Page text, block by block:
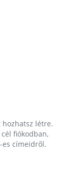
létre.
fiókodban,
címeidről.